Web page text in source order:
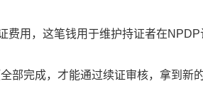
用，这笔钱用于维护持证者在NPDP
部完成，才能通过续证审核，拿到新